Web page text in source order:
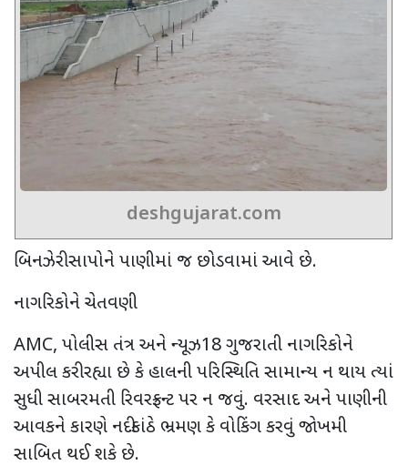
deshgujarat.com
બિનઝેરી સાપોને પાણીમાં જ છોડવામાં આવે છે.
નાગરિકોને ચેતવણી
AMC, પોલીસ તંત્ર અને ન્યૂઝ18 ગુજરાતી નાગરિકોને
અપીલ કરી રહ્યા છે કે હાલની પરિસ્થિતિ સામાન્ય ન થાય ત્યાં
સુધી સાબરમતી રિવરફ્રન્ટ પર ન જવું. વરસાદ અને પાણીની
આવકને કારણે નદીકાંઠે ભ્રમણ કે વોકિંગ કરવું જોખમી
સાબિત થઈ શકે છે.